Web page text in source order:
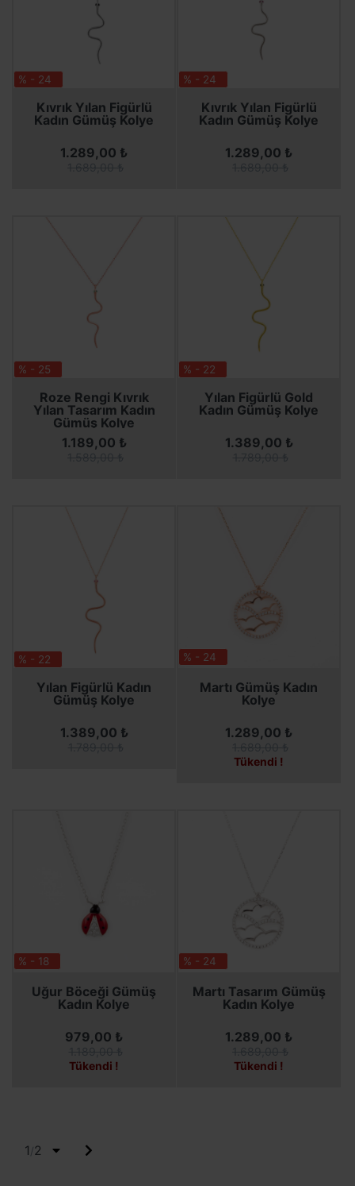
% - 24
Kıvrık Yılan Figürlü
Kadın Gümüş Kolye
SEPETE EKLE
1.289,00 ₺
SEPETE EKLE
% - 24
Kıvrık Yılan Figürlü
Kadın Gümüş Kolye
SEPETE EKLE
1.289,00 ₺
SEPETE EKLE
% - 25
Roze Rengi Kıvrık
Yılan Tasarım Kadın
Gümüş Kolye
SEPETE EKLE
1.189,00 ₺
SEPETE EKLE
% - 22
Yılan Figürlü Gold
Kadın Gümüş Kolye
SEPETE EKLE
1.389,00 ₺
SEPETE EKLE
% - 22
Yılan Figürlü Kadın
Gümüş Kolye
SEPETE EKLE
1.389,00 ₺
SEPETE EKLE
% - 24
Martı Gümüş Kadın
Kolye
SEPETE EKLE
1.289,00 ₺
Tükendi !
% - 18
Uğur Böceği Gümüş
Kadın Kolye
SEPETE EKLE
979,00 ₺
Tükendi !
% - 24
Martı Tasarım Gümüş
Kadın Kolye
SEPETE EKLE
1.289,00 ₺
Tükendi !
1/2